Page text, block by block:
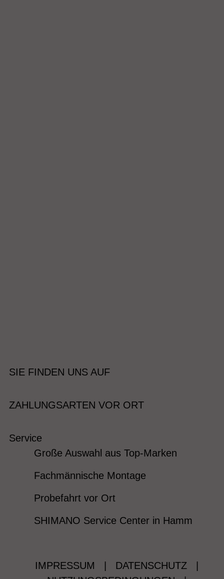
SIE FINDEN UNS AUF
ZAHLUNGSARTEN VOR ORT
Service
Große Auswahl aus Top-Marken
Fachmännische Montage
Probefahrt vor Ort
SHIMANO Service Center in Hamm
IMPRESSUM DATENSCHUTZ